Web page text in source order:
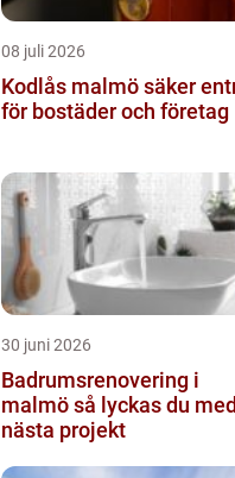
08 juli 2026
Kodlås malmö säker entré
för bostäder och företag
30 juni 2026
Badrumsrenovering i
malmö så lyckas du med
nästa projekt